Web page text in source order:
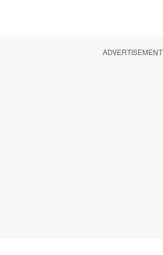
ADVERTISEMENT